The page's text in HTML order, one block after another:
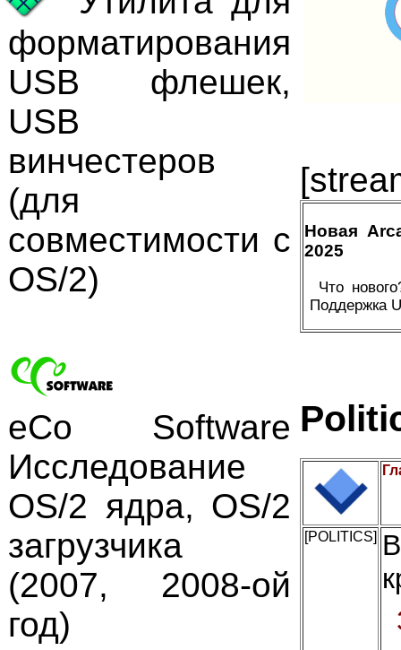
форматирования
USB флешек,
USB
винчестеров
(для
совместимости с
OS/2)
eCo Software
Исследование
OS/2 ядра, OS/2
загрузчика
(2007, 2008-ой
год)
Новая
2025
Что
Поддержка
[POLITICS]